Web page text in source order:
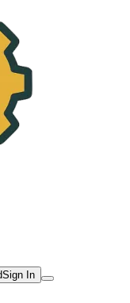
gratuit - FlexiToolbox
Sign In